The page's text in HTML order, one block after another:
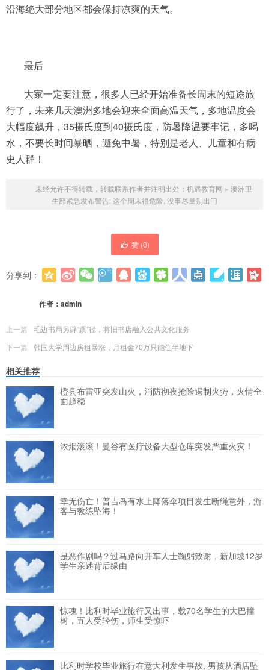
沿海绝大部分地区都会保持凉爽的天气。
最后
大家一定要注意，很多人已经开始准备长周末的短途旅
行了，未来几天澳洲多地会迎来全面高温天气，多地温度会
大幅度飙升，35摄氏度到40摄氏度，防暑降温要牢记，多喝
水，不要长时间暴晒，避免中暑，特别是老人、儿童和有病
史人群！
未经允许不得转载，转载联系作者并注明出处： 机遇教育网 » 澳洲卫
生部紧急发布警告: 这个周末很危险, 没事尽量别出门
赞 (0)
分享到：
作者： admin
上一篇
毛边书局另辟“蹊”径，将旧书店融入公共文化服务
下一篇
韩国大学周边房租暴涨，月租金70万只能住半地下
相关推荐
橙县布雷亚突发山火，消防彻夜抢险遏制火势，火情全
面趋稳
浓烟滚滚！曼谷有医疗设备大型仓库突发严重火灾！
幸无伤亡！普吉岛有水上降落伞项目发生断绳意外，游
客与教练坠海！
是恶作剧吗？过马路向开车人士鞠躬致谢，新加坡12岁
学生亲述背后缘由
惊魂！比利时毕业旅行又出事，载70名学生的大巴撞
树，五人受轻伤，师生受惊吓
比利时学校毕业旅行在意大利发生事故, 男孩从酒店坠